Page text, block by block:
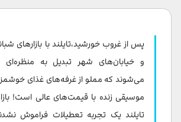
آشنایی با بازارهای شبانه در تایلند
بازار شبانه پت پونگ، بانکوک
بازار شبانه آسیایی، بانکوک
بازار شبانه چیانگ مای
پس از غروب خورشید،تایلند با بازارهای
و خیابان‌های شهر تبدیل به منظره‌ای
می‌شوند که مملو از غرفه‌های غذای
موسیقی زنده با قیمت‌های عالی است!
تایلند یک تجربه تعطیلات فراموش